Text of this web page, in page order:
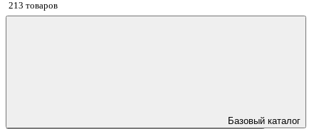
213 товаров
Базовый каталог